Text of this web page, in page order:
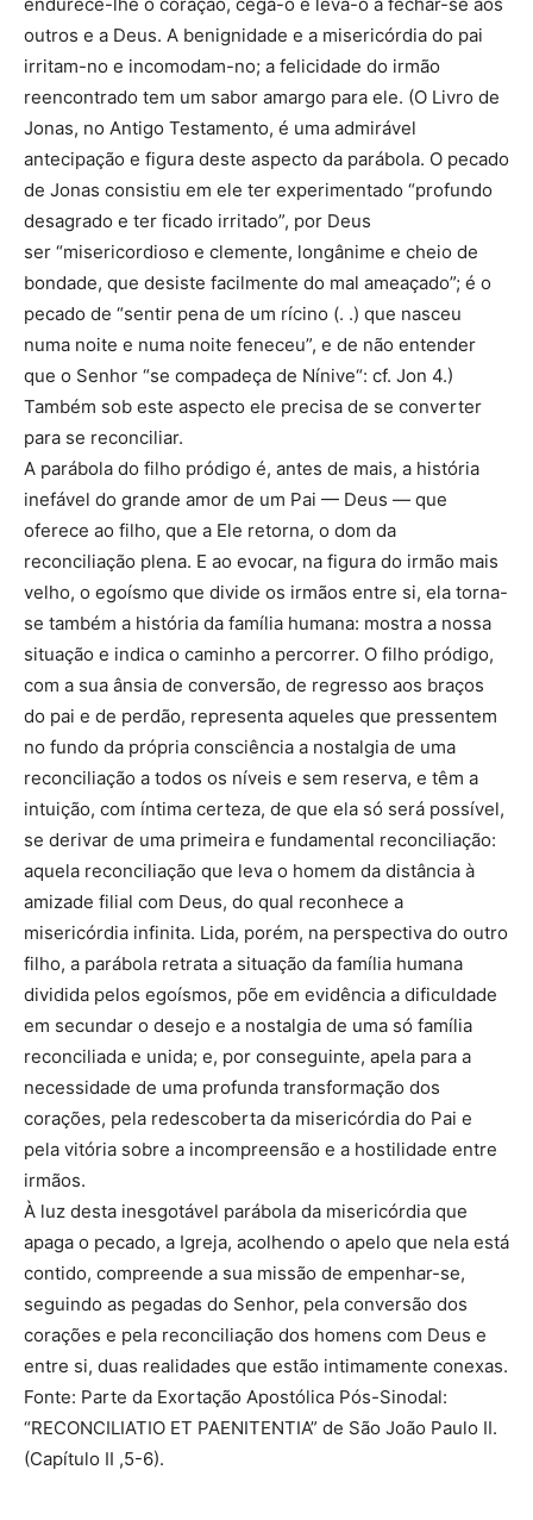
outros e a Deus. A benignidade e a misericórdia do pai
irritam-no e incomodam-no; a felicidade do irmão
reencontrado tem um sabor amargo para ele. (O Livro de
Jonas, no Antigo Testamento, é uma admirável
antecipação e figura deste aspecto da parábola. O pecado
de Jonas consistiu em ele ter experimentado “profundo
desagrado e ter ficado irritado”, por Deus
ser “misericordioso e clemente, longânime e cheio de
bondade, que desiste facilmente do mal ameaçado”; é o
pecado de “sentir pena de um rícino (. .) que nasceu
numa noite e numa noite feneceu”, e de não entender
que o Senhor “se compadeça de Nínive“: cf. Jon 4.)
Também sob este aspecto ele precisa de se converter
para se reconciliar.
A parábola do filho pródigo é, antes de mais, a história
inefável do grande amor de um Pai — Deus — que
oferece ao filho, que a Ele retorna, o dom da
reconciliação plena. E ao evocar, na figura do irmão mais
velho, o egoísmo que divide os irmãos entre si, ela torna-
se também a história da família humana: mostra a nossa
situação e indica o caminho a percorrer. O filho pródigo,
com a sua ânsia de conversão, de regresso aos braços
do pai e de perdão, representa aqueles que pressentem
no fundo da própria consciência a nostalgia de uma
reconciliação a todos os níveis e sem reserva, e têm a
intuição, com íntima certeza, de que ela só será possível,
se derivar de uma primeira e fundamental reconciliação:
aquela reconciliação que leva o homem da distância à
amizade filial com Deus, do qual reconhece a
misericórdia infinita. Lida, porém, na perspectiva do outro
filho, a parábola retrata a situação da família humana
dividida pelos egoísmos, põe em evidência a dificuldade
em secundar o desejo e a nostalgia de uma só família
reconciliada e unida; e, por conseguinte, apela para a
necessidade de uma profunda transformação dos
corações, pela redescoberta da misericórdia do Pai e
pela vitória sobre a incompreensão e a hostilidade entre
irmãos.
À luz desta inesgotável parábola da misericórdia que
apaga o pecado, a Igreja, acolhendo o apelo que nela está
contido, compreende a sua missão de empenhar-se,
seguindo as pegadas do Senhor, pela conversão dos
corações e pela reconciliação dos homens com Deus e
entre si, duas realidades que estão intimamente conexas.
Fonte: Parte da Exortação Apostólica Pós-Sinodal:
“RECONCILIATIO ET PAENITENTIA” de São João Paulo II.
(Capítulo II ,5-6).